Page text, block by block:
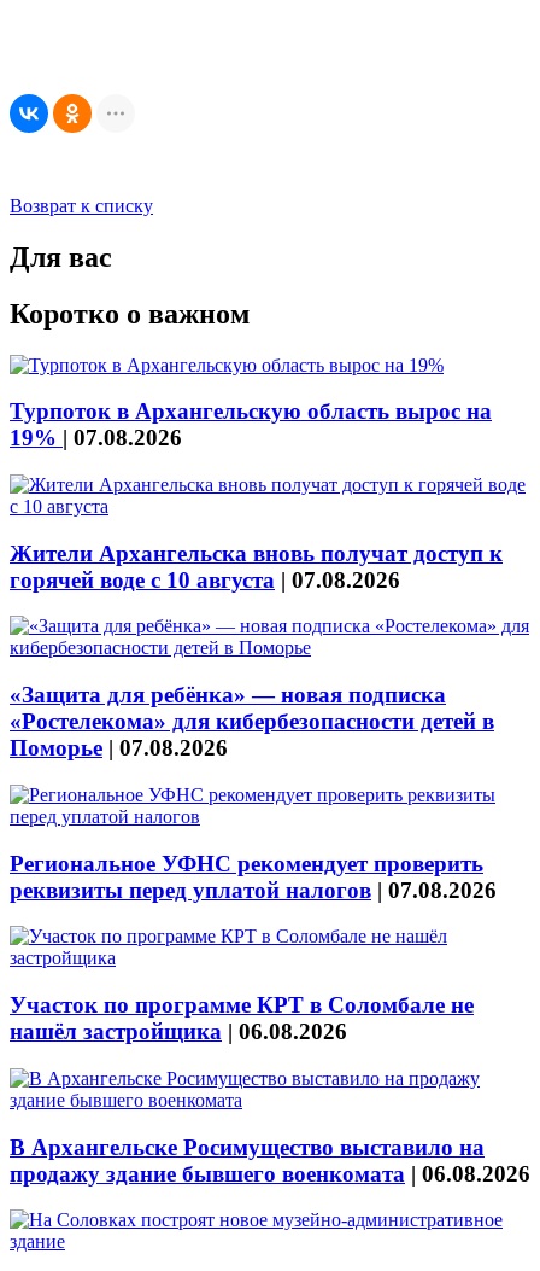
Возврат к списку
Для вас
Коротко о важном
Турпоток в Архангельскую область вырос на
19% | 07.08.2026
Жители Архангельска вновь получат доступ к
горячей воде с 10 августа | 07.08.2026
«Защита для ребёнка» — новая подписка
«Ростелекома» для кибербезопасности детей в
Поморье | 07.08.2026
Региональное УФНС рекомендует проверить
реквизиты перед уплатой налогов | 07.08.2026
Участок по программе КРТ в Соломбале не
нашёл застройщика | 06.08.2026
В Архангельске Росимущество выставило на
продажу здание бывшего военкомата | 06.08.2026